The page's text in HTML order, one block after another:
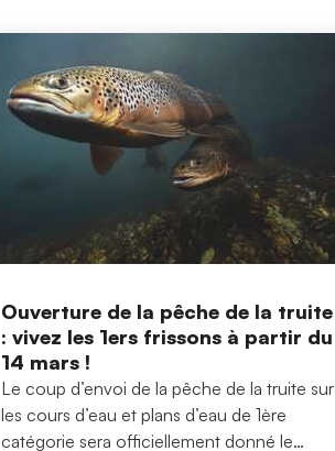
Ouverture de la pêche de la truite
: vivez les 1ers frissons à partir du
14 mars !
Le coup d’envoi de la pêche de la truite sur
les cours d’eau et plans d’eau de 1ère
catégorie sera officiellement donné le